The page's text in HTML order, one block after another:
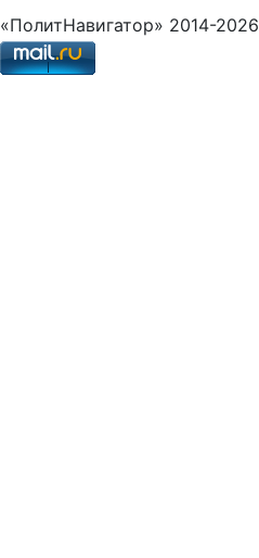
«ПолитНавигатор» 2014-